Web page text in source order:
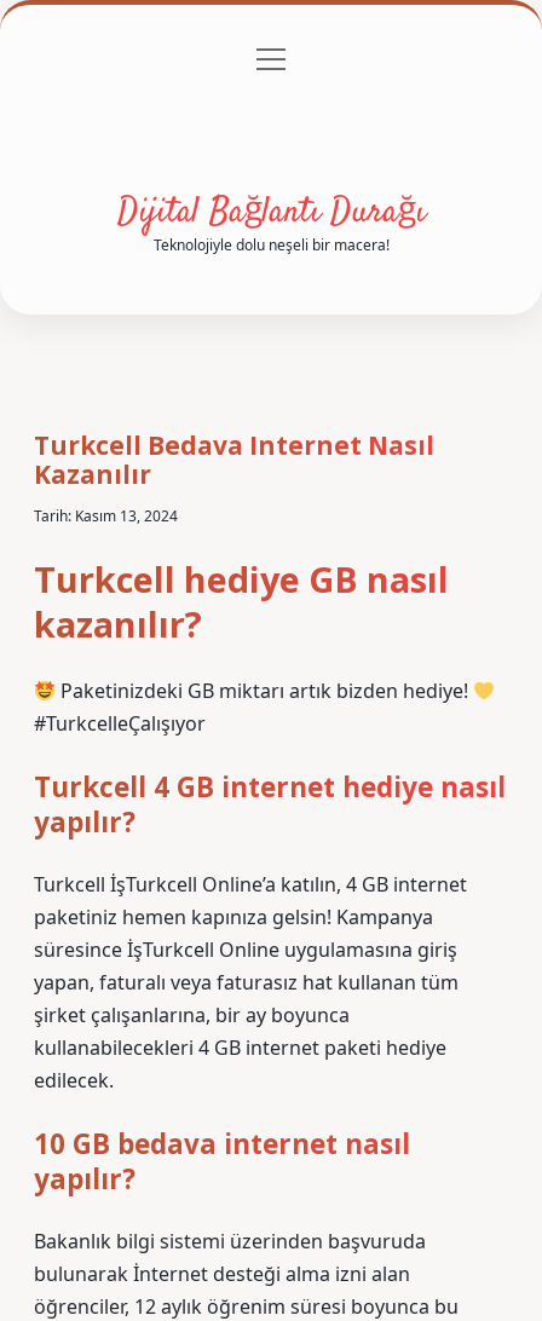
Gizlilik Politikası
menüyü
Dijital Bağlantı Durağı
Teknolojiyle dolu neşeli bir macera!
Turkcell Bedava Internet Nasıl
Kazanılır
Tarih: Kasım 13, 2024
Turkcell hediye GB nasıl
kazanılır?
Paketinizdeki GB miktarı artık bizden hediye!
#TurkcelleÇalışıyor
Turkcell 4 GB internet hediye nasıl
yapılır?
Turkcell İşTurkcell Online’a katılın, 4 GB internet
paketiniz hemen kapınıza gelsin! Kampanya
süresince İşTurkcell Online uygulamasına giriş
yapan, faturalı veya faturasız hat kullanan tüm
şirket çalışanlarına, bir ay boyunca
kullanabilecekleri 4 GB internet paketi hediye
edilecek.
10 GB bedava internet nasıl
yapılır?
Bakanlık bilgi sistemi üzerinden başvuruda
bulunarak İnternet desteği alma izni alan
öğrenciler, 12 aylık öğrenim süresi boyunca bu